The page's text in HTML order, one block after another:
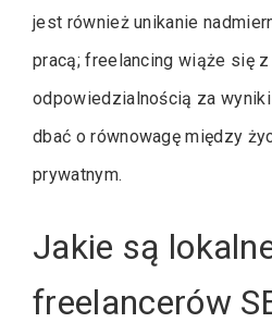
jest również unikanie
pracą; freelancing wiąże się z
odpowiedzialnością za
dbać o równowagę między
prywatnym.
Jakie są
freelancerów